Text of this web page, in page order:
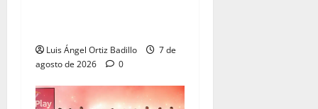
Luis Ángel Ortiz Badillo
7 de
agosto de 2026
0